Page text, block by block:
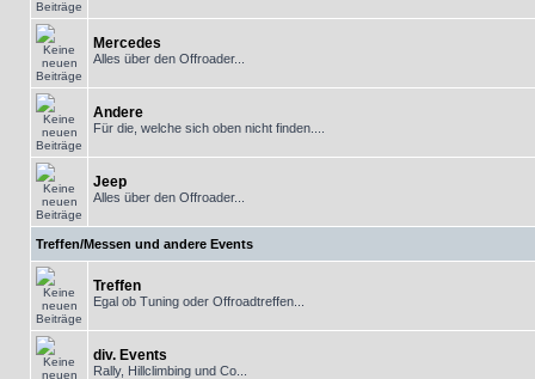
Mercedes
Alles über den Offroader...
Andere
Für die, welche sich oben nicht finden....
Jeep
Alles über den Offroader...
Treffen/Messen und andere Events
Treffen
Egal ob Tuning oder Offroadtreffen...
div. Events
Rally, Hillclimbing und Co...